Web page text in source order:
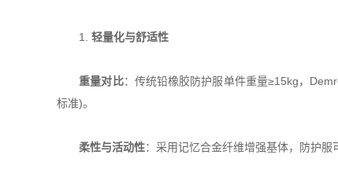
1. ​ ​轻量化与舒适性​
​​重量对比​：传统铅橡胶防护服单件重量≥15kg，
标准)。
​柔性与活动性​：采用记忆合金纤维增强基体，防护